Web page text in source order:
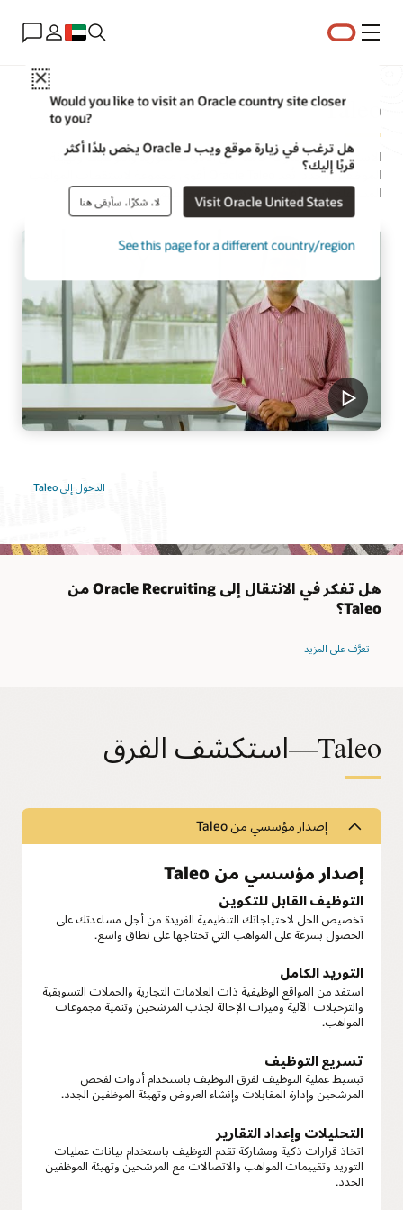
القائمة
Close
Would you like to visit an Oracle country site closer
to you?
هل ترغب في زيارة موقع ويب لـ Oracle يخص بلدًا أكثر
قربًا إليك؟
Visit Oracle United States لا، شكرًا، سأبقى هنا
See this page for a different country/region
الدخول إلى Taleo
Taleo
الاستفادة من مجموعة كاملة من الأدوات للتوريد والتوظيف وتهيئة
المستقلة لإيجاد أفضل المرشحين وتوظيفهم.
هل تفكر في الانتقال إلى Oracle Recruiting من
Taleo؟
تعرَّف على المزيد
Taleo—استكشف الفرق
إصدار مؤسسي من Taleo
إصدار مؤسسي من Taleo
التوظيف القابل للتكوين
تخصيص الحل لاحتياجاتك التنظيمية الفريدة من أجل مساعدتك على
الحصول بسرعة على المواهب التي تحتاجها على نطاق واسع.
التوريد الكامل
استفد من المواقع الوظيفية ذات العلامات التجارية والحملات التسويقية
والترحيلات الآلية وميزات الإحالة لجذب المرشحين وتنمية مجموعات
المواهب.
تسريع التوظيف
تبسيط عملية التوظيف لفرق التوظيف باستخدام أدوات لفحص
المرشحين وإدارة المقابلات وإنشاء العروض وتهيئة الموظفين الجدد.
التحليلات وإعداد التقارير
اتخاذ قرارات ذكية ومشاركة تقدم التوظيف باستخدام بيانات عمليات
التوريد وتقييمات المواهب والاتصالات مع المرشحين وتهيئة الموظفين
الجدد.